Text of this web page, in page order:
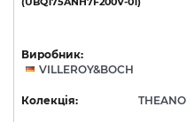
Виробник:
VILLEROY&BOCH
Колекція: THEANO